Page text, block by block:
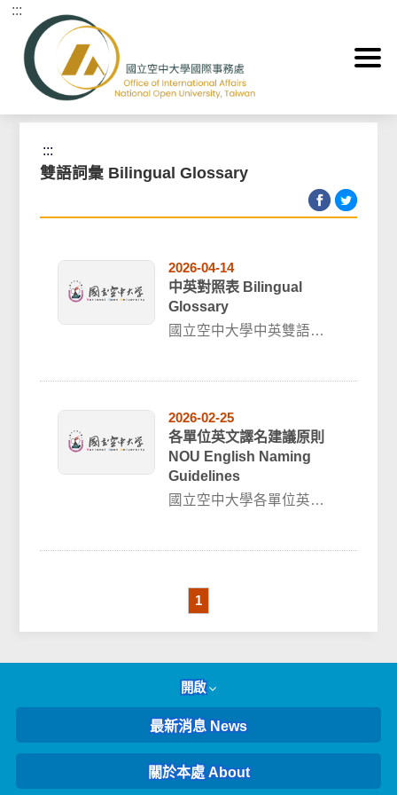
跳到主要內容區塊
:::
首頁 >關於本處 About> 雙語詞彙 Bilingual Glossary
:::
雙語詞彙 Bilingual Glossary
2026-04-14
中英對照表 Bilingual
Glossary
國立空中大學中英雙語詞
2026-02-25
各單位英文譯名建議原則
NOU English Naming
Guidelines
國立空中大學各單位英文
1
開啟
最新消息 News
關於本處 About